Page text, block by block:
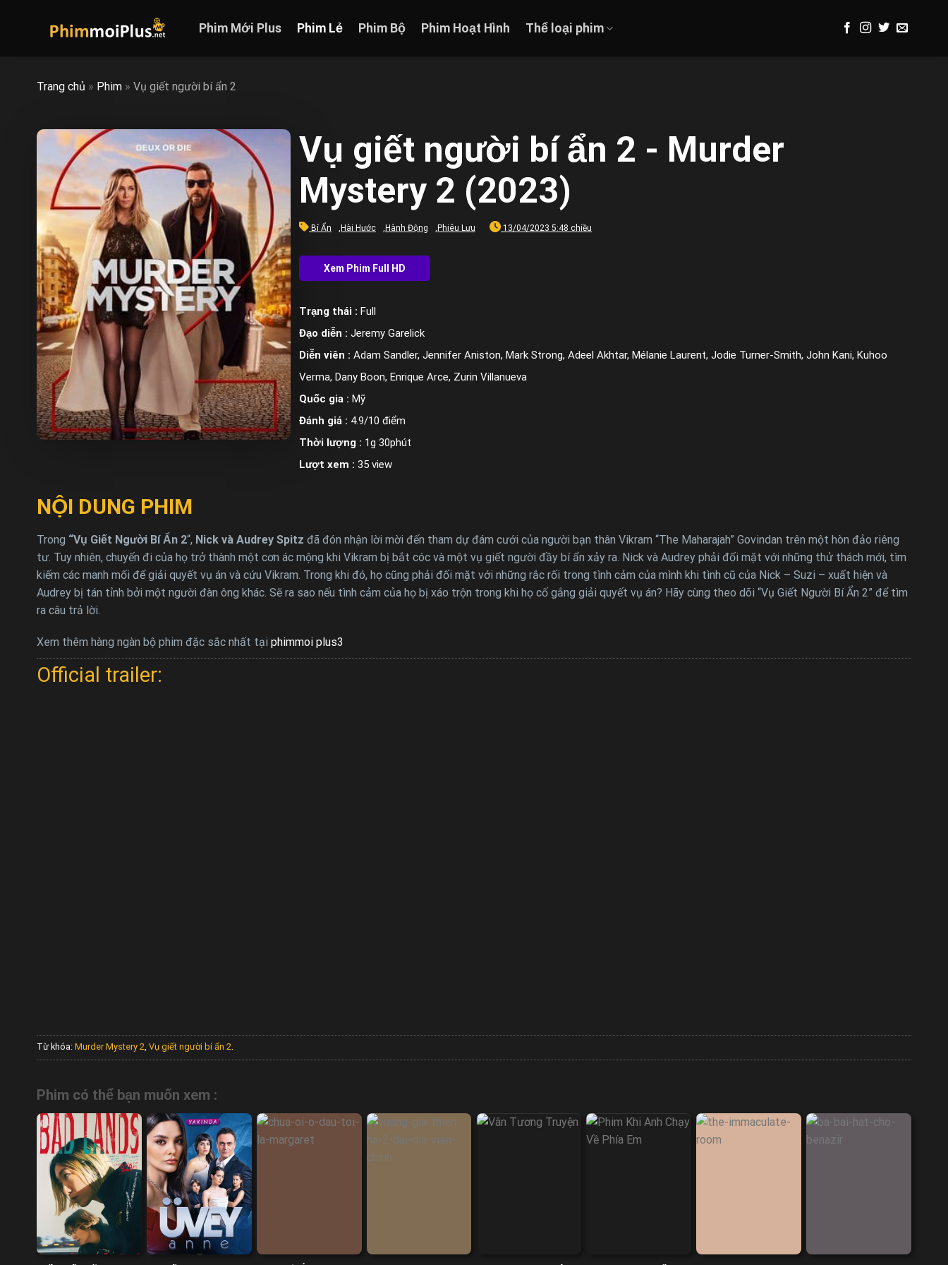
Phim Mới Plus Phim Lẻ Phim Bộ Phim Hoạt Hình Thể loại phim
Trang chủ » Phim » Vụ giết người bí ẩn 2
Vụ giết người bí ẩn 2 - Murder
Mystery 2 (2023)
Bí Ẩn Hài Hước Hành Động Phiêu Lưu 13/04/2023 5:48 chiều
Trạng thái : Full
Đạo diễn : Jeremy Garelick
Diễn viên : Adam Sandler, Jennifer Aniston, Mark Strong, Adeel Akhtar, Mélanie Laurent, Jodie Turner-Smith, John Kani, Kuhoo
Verma, Dany Boon, Enrique Arce, Zurin Villanueva
Quốc gia : Mỹ
Đánh giá : 4.9/10 điểm
Thời lượng : 1g 30phút
Lượt xem : 35 view
NỘI DUNG PHIM
Trong “Vụ Giết Người Bí Ẩn 2“, Nick và Audrey Spitz đã đón nhận lời mời đến tham dự đám cưới của người bạn thân Vikram “The Maharajah” Govindan trên một hòn đảo riêng
tư. Tuy nhiên, chuyến đi của họ trở thành một cơn ác mộng khi Vikram bị bắt cóc và một vụ giết người đầy bí ẩn xảy ra. Nick và Audrey phải đối mặt với những thử thách mới, tìm
kiếm các manh mối để giải quyết vụ án và cứu Vikram. Trong khi đó, họ cũng phải đối mặt với những rắc rối trong tình cảm của mình khi tình cũ của Nick – Suzi – xuất hiện và
Audrey bị tán tỉnh bởi một người đàn ông khác. Sẽ ra sao nếu tình cảm của họ bị xáo trộn trong khi họ cố gắng giải quyết vụ án? Hãy cùng theo dõi “Vụ Giết Người Bí Ẩn 2” để tìm
ra câu trả lời.
Xem thêm hàng ngàn bộ phim đặc sắc nhất tại phimmoi plus3
Official trailer:
Từ khóa: Murder Mystery 2 Vụ giết người bí ẩn 2
Phim có thể bạn muốn xem :